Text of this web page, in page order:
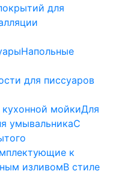
для
Напольные
для писсуаров
мойкиДля
умывальникаС
к
изливомВ стиле